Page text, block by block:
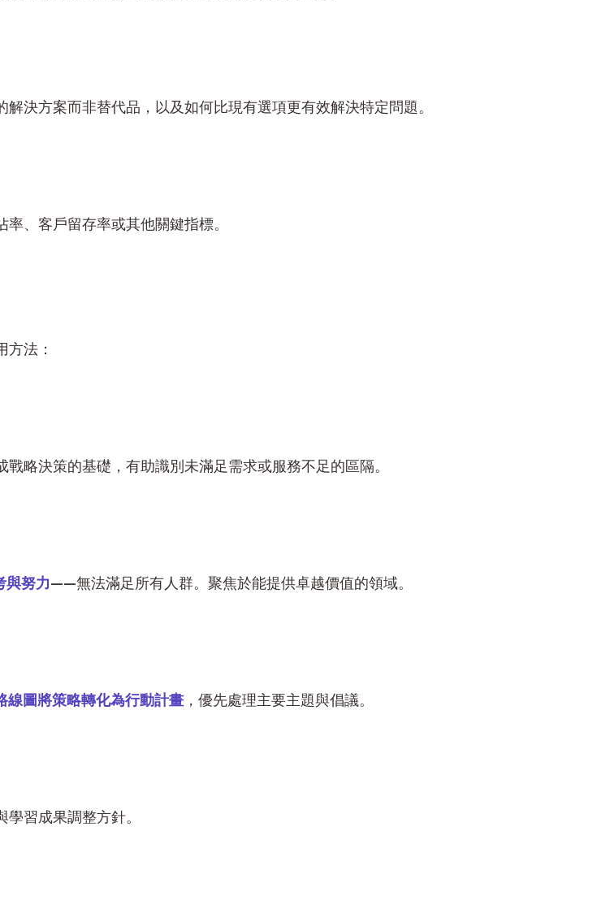
解決方案而非替代品，以及如何比現有選項更有效解決特定問題。
、客戶留存率或其他關鍵指標。
方法：
略決策的基礎，有助識別未滿足需求或服務不足的區隔。
與努力——無法滿足所有人群。聚焦於能提供卓越價值的領域。
線圖將策略轉化為行動計畫 ，優先處理主要主題與倡議。
習成果調整方針。